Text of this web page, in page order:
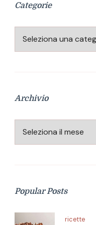
Categorie
Categorie
Archivio
Archivio
Popular Posts
ricette